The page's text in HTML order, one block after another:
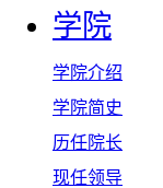
学院
学院介绍
学院简史
历任院长
现任领导